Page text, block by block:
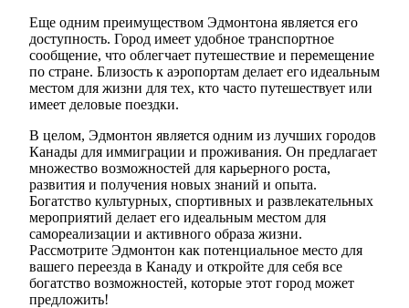
Еще одним преимуществом Эдмонтона является его
доступность. Город имеет удобное транспортное
сообщение, что облегчает путешествие и перемещение
по стране. Близость к аэропортам делает его идеальным
местом для жизни для тех, кто часто путешествует или
имеет деловые поездки.
В целом, Эдмонтон является одним из лучших городов
Канады для иммиграции и проживания. Он предлагает
множество возможностей для карьерного роста,
развития и получения новых знаний и опыта.
Богатство культурных, спортивных и развлекательных
мероприятий делает его идеальным местом для
самореализации и активного образа жизни.
Рассмотрите Эдмонтон как потенциальное место для
вашего переезда в Канаду и откройте для себя все
богатство возможностей, которые этот город может
предложить!